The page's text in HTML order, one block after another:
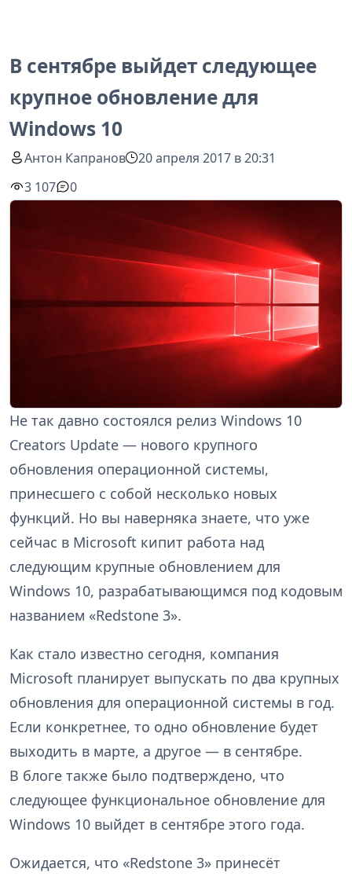
В сентябре выйдет следующее
крупное обновление для
Windows 10
Антон Капранов
20 апреля 2017 в 20:31
3 107
0
Не так давно состоялся релиз Windows 10
Creators Update — нового крупного
обновления операционной системы,
принесшего с собой несколько новых
функций. Но вы наверняка знаете, что уже
сейчас в Microsoft кипит работа над
следующим крупные обновлением для
Windows 10, разрабатывающимся под кодовым
названием «Redstone 3».
Как стало известно сегодня, компания
Microsoft планирует выпускать по два крупных
обновления для операционной системы в год.
Если конкретнее, то одно обновление будет
выходить в марте, а другое — в сентябре.
В блоге также было подтверждено, что
следующее функциональное обновление для
Windows 10 выйдет в сентябре этого года.
Ожидается, что «Redstone 3» принесёт